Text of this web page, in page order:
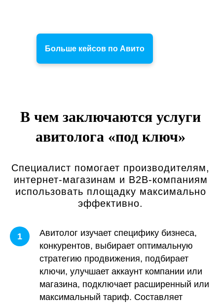
Больше кейсов по Авито
В чем заключаются услуги
авитолога «под ключ»
Специалист помогает производителям,
интернет-магазинам и В2В-компаниям
использовать площадку максимально
эффективно.
Авитолог изучает специфику бизнеса,
конкурентов, выбирает оптимальную
стратегию продвижения, подбирает
ключи, улучшает аккаунт компании или
магазина, подключает расширенный или
максимальный тариф. Составляет